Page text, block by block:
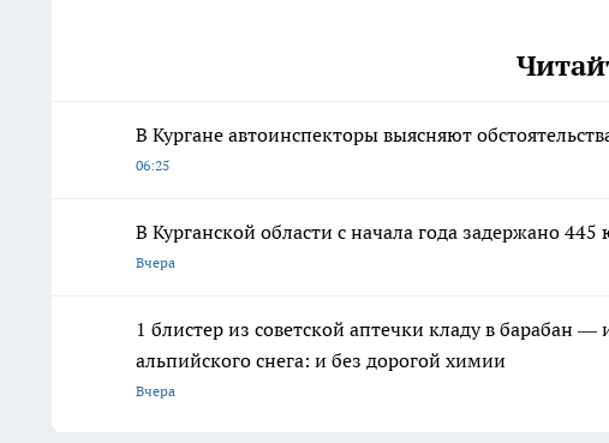
В Кургане автоинспекторы выясняют
06:25
В Курганской области с начала года задержано
Вчера
1 блистер из советской аптечки кладу в барабан
альпийского снега: и без дорогой химии
Вчера